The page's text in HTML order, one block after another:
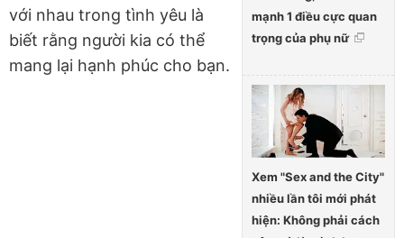
mạnh 1 điều cực quan
trọng của phụ nữ
Xem "Sex and the City"
nhiều lần tôi mới phát
hiện: Không phải cách
với nhau trong tình yêu là
biết rằng người kia có thể
mang lại hạnh phúc cho bạn.